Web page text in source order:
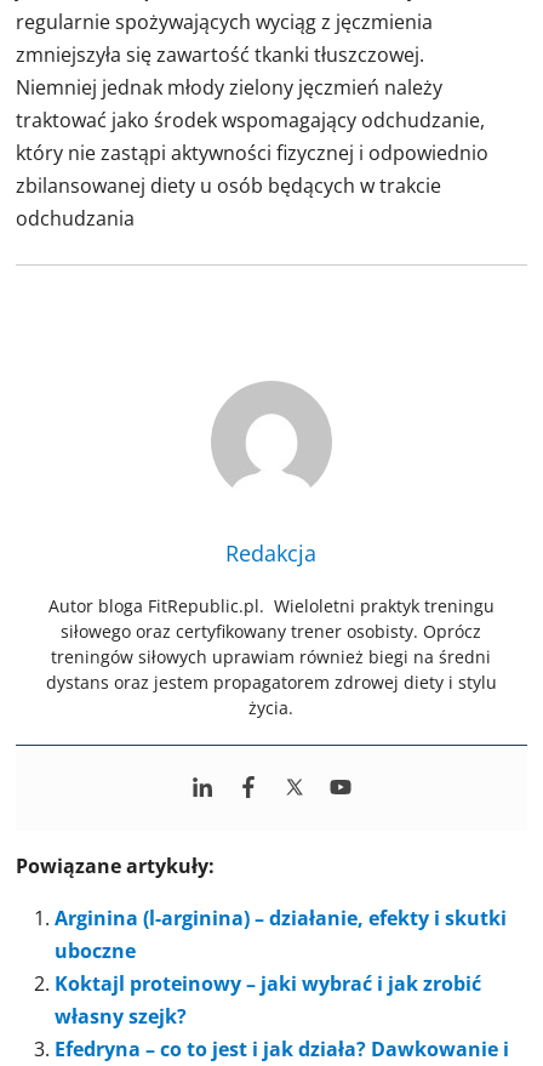
regularnie spożywających wyciąg z jęczmienia
zmniejszyła się zawartość tkanki tłuszczowej.
Niemniej jednak młody zielony jęczmień należy
traktować jako środek wspomagający odchudzanie,
który nie zastąpi aktywności fizycznej i odpowiednio
zbilansowanej diety u osób będących w trakcie
odchudzania
Redakcja
Autor bloga FitRepublic.pl. Wieloletni praktyk treningu
siłowego oraz certyfikowany trener osobisty. Oprócz
treningów siłowych uprawiam również biegi na średni
dystans oraz jestem propagatorem zdrowej diety i stylu
życia.
Powiązane artykuły:
Arginina (l-arginina) – działanie, efekty i skutki
uboczne
Koktajl proteinowy – jaki wybrać i jak zrobić
własny szejk?
Efedryna – co to jest i jak działa? Dawkowanie i